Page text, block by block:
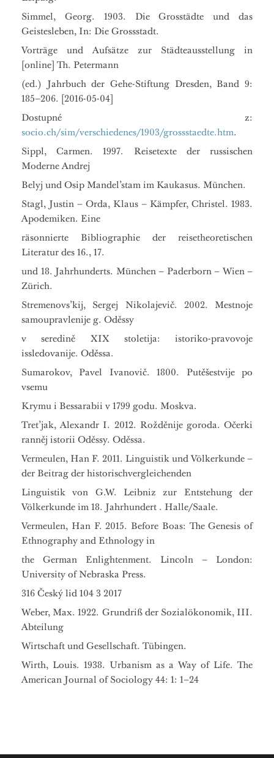
Simmel, Georg. 1903. Die Grosstädte und das
Geistesleben, In: Die Grossstadt.
Vorträge und Aufsätze zur Städteausstellung in
[online] Th. Petermann
(ed.) Jahrbuch der Gehe-Stiftung Dresden, Band 9:
185–206. [2016-05-04]
Dostupné z:
socio.ch/sim/verschiedenes/1903/grossstaedte.htm.
Sippl, Carmen. 1997. Reisetexte der russischen
Moderne Andrej
Belyj und Osip Mandel’stam im Kaukasus. München.
Stagl, Justin – Orda, Klaus – Kämpfer, Christel. 1983.
Apodemiken. Eine
räsonnierte Bibliographie der reisetheoretischen
Literatur des 16., 17.
und 18. Jahrhunderts. München – Paderborn – Wien –
Zürich.
Stremenovs’kij, Sergej Nikolajevič. 2002. Mestnoje
samoupravlenije g. Oděssy
v seredině XIX stoletija: istoriko-pravovoje
issledovanije. Oděssa.
Sumarokov, Pavel Ivanovič. 1800. Putěšestvije po
vsemu
Krymu i Bessarabii v 1799 godu. Moskva.
Tret’jak, Alexandr I. 2012. Rožděnije goroda. Očerki
ranněj istorii Oděssy. Oděssa.
Vermeulen, Han F. 2011. Linguistik und Völkerkunde –
der Beitrag der historischvergleichenden
Linguistik von G.W. Leibniz zur Entstehung der
Völkerkunde im 18. Jahrhundert . Halle/Saale.
Vermeulen, Han F. 2015. Before Boas: The Genesis of
Ethnography and Ethnology in
the German Enlightenment. Lincoln – London:
University of Nebraska Press.
316 Český lid 104 3 2017
Weber, Max. 1922. Grundriß der Sozialökonomik, III.
Abteilung
Wirtschaft und Gesellschaft. Tübingen.
Wirth, Louis. 1938. Urbanism as a Way of Life. The
American Journal of Sociology 44: 1: 1–24